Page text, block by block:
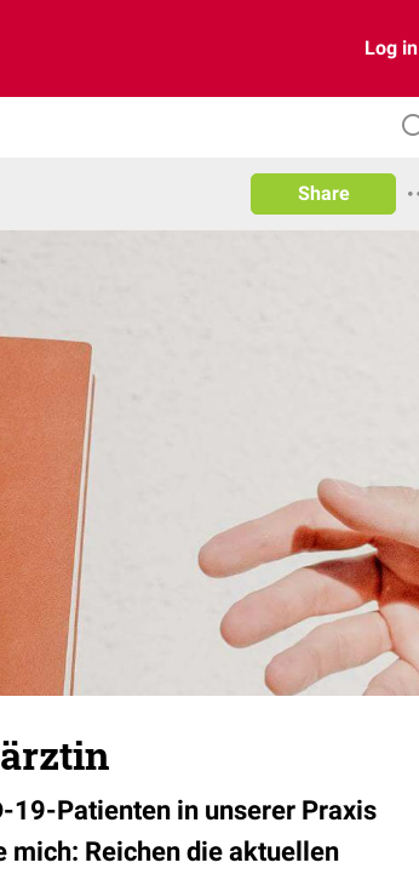
Log in
Share
19-Patienten in unserer Praxis
mich: Reichen die aktuellen